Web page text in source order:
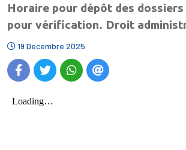
Horaire pour dépôt des
pour vérification. Droit
19 Décembre 2025